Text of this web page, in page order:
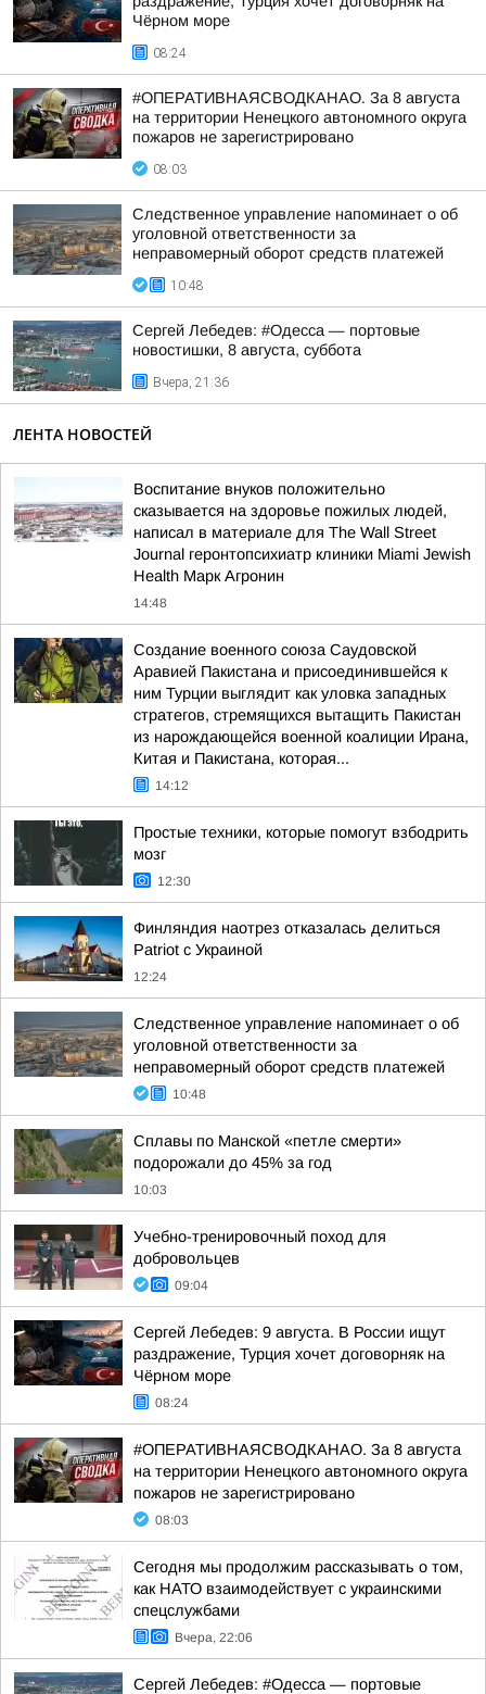
Чёрном море
08:24
#ОПЕРАТИВНАЯСВОДКАНАО. За 8 августа
на территории Ненецкого автономного округа
пожаров не зарегистрировано
08:03
Следственное управление напоминает о об
уголовной ответственности за
неправомерный оборот средств платежей
10:48
Сергей Лебедев: #Одесса — портовые
новостишки, 8 августа, суббота
Вчера, 21:36
ЛЕНТА НОВОСТЕЙ
Воспитание внуков положительно
сказывается на здоровье пожилых людей,
написал в материале для The Wall Street
Journal геронтопсихиатр клиники Miami Jewish
Health Марк Агронин
14:48
Создание военного союза Саудовской
Аравией Пакистана и присоединившейся к
ним Турции выглядит как уловка западных
стратегов, стремящихся вытащить Пакистан
из нарождающейся военной коалиции Ирана,
Китая и Пакистана, которая...
14:12
Простые техники, которые помогут взбодрить
мозг
12:30
Финляндия наотрез отказалась делиться
Patriot с Украиной
12:24
Следственное управление напоминает о об
уголовной ответственности за
неправомерный оборот средств платежей
10:48
Сплавы по Манской «петле смерти»
подорожали до 45% за год
10:03
Учебно-тренировочный поход для
добровольцев
09:04
Сергей Лебедев: 9 августа. В России ищут
раздражение, Турция хочет договорняк на
Чёрном море
08:24
#ОПЕРАТИВНАЯСВОДКАНАО. За 8 августа
на территории Ненецкого автономного округа
пожаров не зарегистрировано
08:03
Сегодня мы продолжим рассказывать о том,
как НАТО взаимодействует с украинскими
спецслужбами
Вчера, 22:06
Сергей Лебедев: #Одесса — портовые